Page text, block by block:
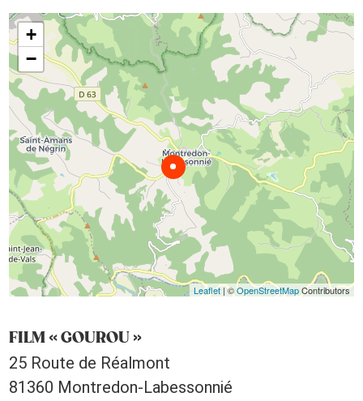
+
−
Leaflet| ©OpenStreetMapContributors
FILM « GOUROU »
25 Route de Réalmont
81360 Montredon-Labessonnié